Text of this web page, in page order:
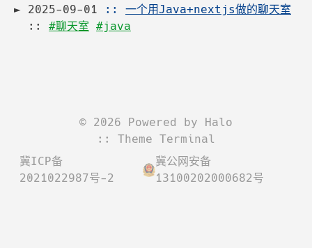
2025-09-01 :: 一个用Java+nextjs做的聊天室
:: #聊天室 #java
© 2026 Powered by Halo
:: Theme Terminal
冀ICP备
2021022987号-2
冀公网安备
13100202000682号